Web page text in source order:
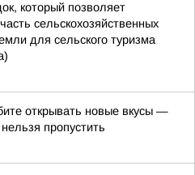
который позволяет
сельскохозяйственных
для сельского туризма
открывать новые вкусы —
пропустить